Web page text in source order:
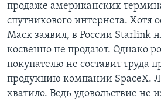
продаже американских
спутникового интернета. Хотя
Маск заявил, в России Starlink
косвенно не продают. Однако
покупателю не составит труда
продукцию компании SpaceX.
хватило. Ведь удовольствие не